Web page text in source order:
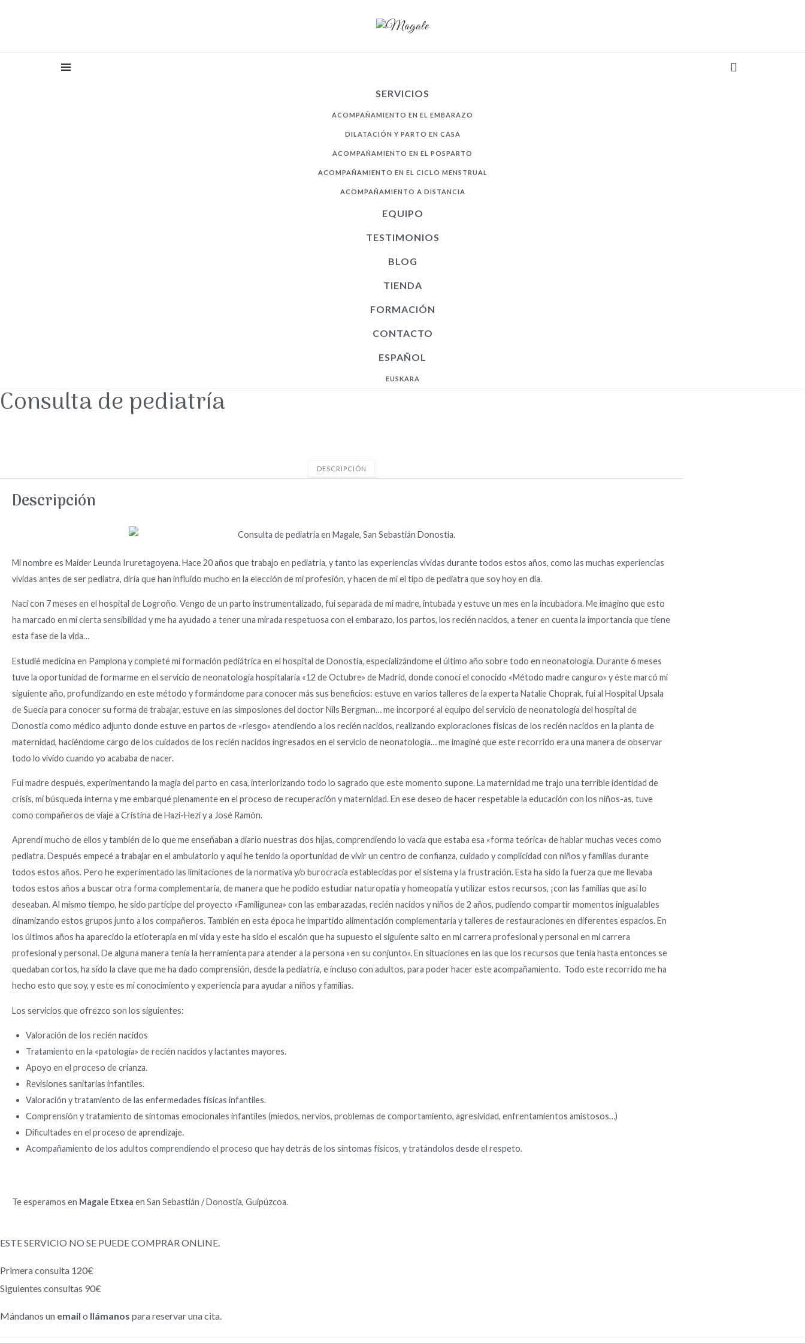
Magale
SERVICIOS
ACOMPAÑAMIENTO EN EL EMBARAZO
DILATACIÓN Y PARTO EN CASA
ACOMPAÑAMIENTO EN EL POSPARTO
ACOMPAÑAMIENTO EN EL CICLO MENSTRUAL
ACOMPAÑAMIENTO A DISTANCIA
EQUIPO
TESTIMONIOS
BLOG
TIENDA
FORMACIÓN
CONTACTO
ESPAÑOL
EUSKARA
Consulta de pediatría
DESCRIPCIÓN
Descripción
Mi nombre es Maider Leunda Iruretagoyena. Hace 20 años que trabajo en pediatría, y tanto las experiencias vividas durante todos estos años, como las muchas experiencias
vividas antes de ser pediatra, diría que han influido mucho en la elección de mi profesión, y hacen de mi el tipo de pediatra que soy hoy en día.
Nací con 7 meses en el hospital de Logroño. Vengo de un parto instrumentalizado, fui separada de mi madre, intubada y estuve un mes en la incubadora. Me imagino que esto
ha marcado en mí cierta sensibilidad y me ha ayudado a tener una mirada respetuosa con el embarazo, los partos, los recién nacidos, a tener en cuenta la importancia que tiene
esta fase de la vida…
Estudié medicina en Pamplona y completé mi formación pediátrica en el hospital de Donostia, especializándome el último año sobre todo en neonatología. Durante 6 meses
tuve la oportunidad de formarme en el servicio de neonatología hospitalaria «12 de Octubre» de Madrid, donde conocí el conocido «Método madre canguro» y éste marcó mi
siguiente año, profundizando en este método y formándome para conocer más sus beneficios: estuve en varios talleres de la experta Natalie Choprak, fui al Hospital Upsala
de Suecia para conocer su forma de trabajar, estuve en las simposiones del doctor Nils Bergman… me incorporé al equipo del servicio de neonatología del hospital de
Donostia como médico adjunto donde estuve en partos de «riesgo» atendiendo a los recién nacidos, realizando exploraciones físicas de los recién nacidos en la planta de
maternidad, haciéndome cargo de los cuidados de los recién nacidos ingresados en el servicio de neonatología… me imaginé que este recorrido era una manera de observar
todo lo vivido cuando yo acababa de nacer.
Fui madre después, experimentando la magia del parto en casa, interiorizando todo lo sagrado que este momento supone. La maternidad me trajo una terrible identidad de
crisis, mi búsqueda interna y me embarqué plenamente en el proceso de recuperación y maternidad. En ese deseo de hacer respetable la educación con los niños-as, tuve
como compañeros de viaje a Cristina de Hazi-Hezi y a José Ramón.
Aprendí mucho de ellos y también de lo que me enseñaban a diario nuestras dos hijas, comprendiendo lo vacía que estaba esa «forma teórica» de hablar muchas veces como
pediatra. Después empecé a trabajar en el ambulatorio y aquí he tenido la oportunidad de vivir un centro de confianza, cuidado y complicidad con niños y familias durante
todos estos años. Pero he experimentado las limitaciones de la normativa y/o burocracia establecidas por el sistema y la frustración. Esta ha sido la fuerza que me llevaba
todos estos años a buscar otra forma complementaria, de manera que he podido estudiar naturopatía y homeopatía y utilizar estos recursos, ¡con las familias que así lo
deseaban. Al mismo tiempo, he sido partícipe del proyecto «Familigunea» con las embarazadas, recién nacidos y niños de 2 años, pudiendo compartir momentos inigualables
dinamizando estos grupos junto a los compañeros. También en esta época he impartido alimentación complementaria y talleres de restauraciones en diferentes espacios. En
los últimos años ha aparecido la etioterapia en mi vida y este ha sido el escalón que ha supuesto el siguiente salto en mi carrera profesional y personal en mi carrera
profesional y personal. De alguna manera tenía la herramienta para atender a la persona «en su conjunto». En situaciones en las que los recursos que tenía hasta entonces se
quedaban cortos, ha sido la clave que me ha dado comprensión, desde la pediatría, e incluso con adultos, para poder hacer este acompañamiento. Todo este recorrido me ha
hecho esto que soy, y este es mi conocimiento y experiencia para ayudar a niños y familias.
Los servicios que ofrezco son los siguientes:
Valoración de los recién nacidos
Tratamiento en la «patología» de recién nacidos y lactantes mayores.
Apoyo en el proceso de crianza.
Revisiones sanitarias infantiles.
Valoración y tratamiento de las enfermedades físicas infantiles.
Comprensión y tratamiento de síntomas emocionales infantiles (miedos, nervios, problemas de comportamiento, agresividad, enfrentamientos amistosos…)
Dificultades en el proceso de aprendizaje.
Acompañamiento de los adultos comprendiendo el proceso que hay detrás de los síntomas físicos, y tratándolos desde el respeto.
Te esperamos en Magale Etxea en San Sebastián / Donostia, Guipúzcoa.
ESTE SERVICIO NO SE PUEDE COMPRAR ONLINE.
Primera consulta 120€
Siguientes consultas 90€
Mándanos un email o llámanos para reservar una cita.